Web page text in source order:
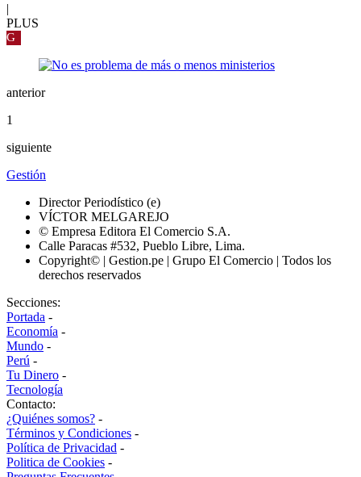
|
PLUS
G
anterior
1
siguiente
Gestión
Director Periodístico (e)
VÍCTOR MELGAREJO
© Empresa Editora El Comercio S.A.
Calle Paracas #532, Pueblo Libre, Lima.
Copyright© | Gestion.pe | Grupo El Comercio | Todos los
derechos reservados
Secciones:
Portada -
Economía -
Mundo -
Perú -
Tu Dinero -
Tecnología
Contacto:
¿Quiénes somos? -
Términos y Condiciones -
Política de Privacidad -
Politica de Cookies -